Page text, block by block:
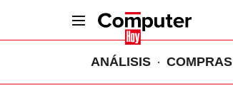
ANÁLISIS COMPRAS